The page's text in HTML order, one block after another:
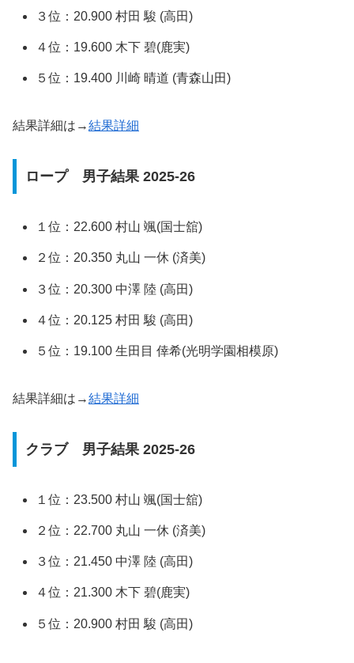
３位：20.900 村田 駿 (高田)
４位：19.600 木下 碧(鹿実)
５位：19.400 川崎 晴道 (青森山田)
結果詳細は→結果詳細
ロープ 男子結果 2025-26
１位：22.600 村山 颯(国士舘)
２位：20.350 丸山 一休 (済美)
３位：20.300 中澤 陸 (高田)
４位：20.125 村田 駿 (高田)
５位：19.100 生田目 倖希(光明学園相模原)
結果詳細は→結果詳細
クラブ 男子結果 2025-26
１位：23.500 村山 颯(国士舘)
２位：22.700 丸山 一休 (済美)
３位：21.450 中澤 陸 (高田)
４位：21.300 木下 碧(鹿実)
５位：20.900 村田 駿 (高田)